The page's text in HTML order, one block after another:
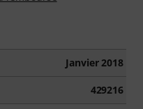
Janvier 2018
429216